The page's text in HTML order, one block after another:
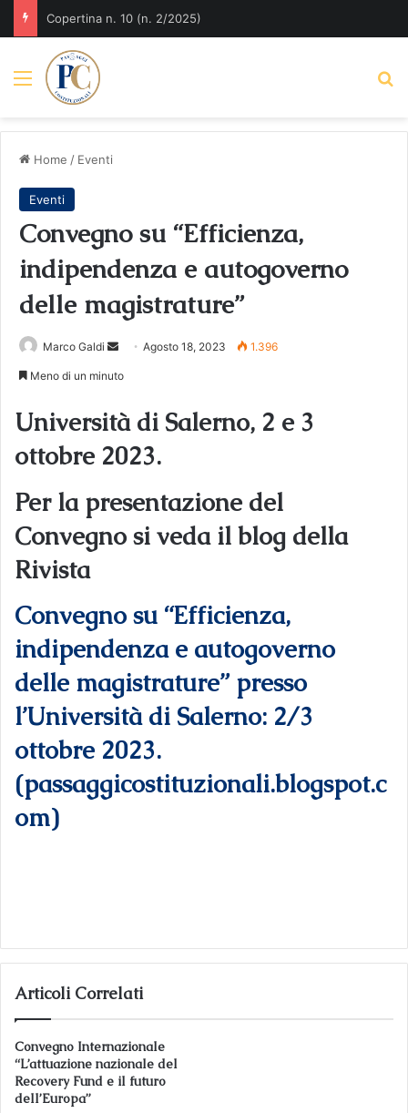
Copertina n. 10 (n. 2/2025)
Menu
Home / Eventi
Eventi
Convegno su “Efficienza,
indipendenza e autogoverno
delle magistrature”
Marco Galdi
Invia Agosto 18, 2023 1.396
Meno di un minuto
Università di Salerno, 2 e 3
ottobre 2023.
Per la presentazione del
Convegno si veda il blog della
Rivista
Convegno su “Efficienza,
indipendenza e autogoverno
delle magistrature” presso
l’Università di Salerno: 2/3
ottobre 2023.
(passaggicostituzionali.blogspot.c
om)
Articoli Correlati
Convegno Internazionale
“L’attuazione nazionale del
Recovery Fund e il futuro
dell’Europa”